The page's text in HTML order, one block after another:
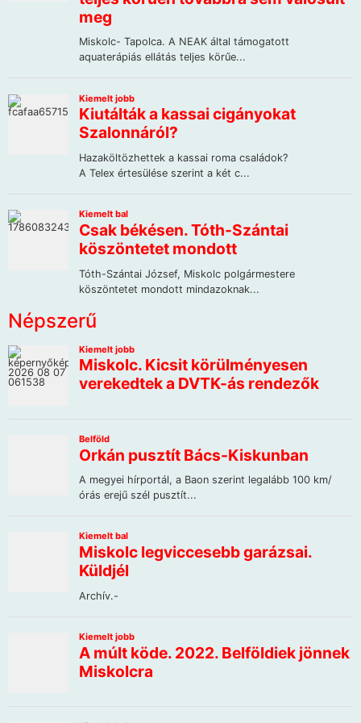
Népszerű